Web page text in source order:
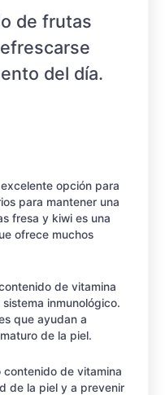
de frutas
del día.
opción para
para mantener una
fresa y kiwi es una
ofrece muchos
de vitamina
inmunológico.
que ayudan a
de la piel.
contenido de vitamina
de la piel y a prevenir